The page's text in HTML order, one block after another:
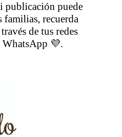
publicación puede
familias, recuerda
de tus redes
WhatsApp 💜.